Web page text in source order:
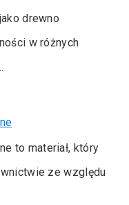
drewno
w różnych
to materiał, który
ze względu